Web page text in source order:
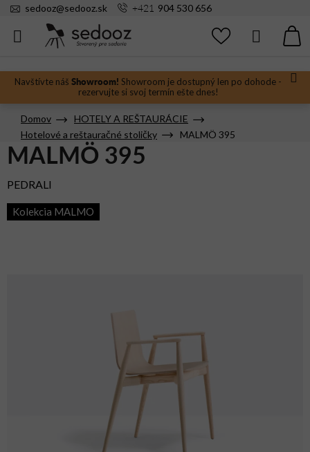
Prejsť
Navštívte náš Showroom! Showroom je dostupný len po dohode -
rezervujte si svoj termín ešte dnes!
sedooz@sedooz.sk +421 904 530 656
Hľadať
Domov
HOTELY A REŠTAURÁCIE
Hotelové a reštauračné stoličky
MALMÖ 395
MALMÖ 395
PEDRALI
Kolekcia MALMO